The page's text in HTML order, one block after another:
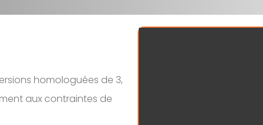
homologuées de 3,
aux contraintes de